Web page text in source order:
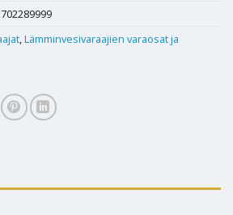
,Lämminvesivaraajien varaosat ja